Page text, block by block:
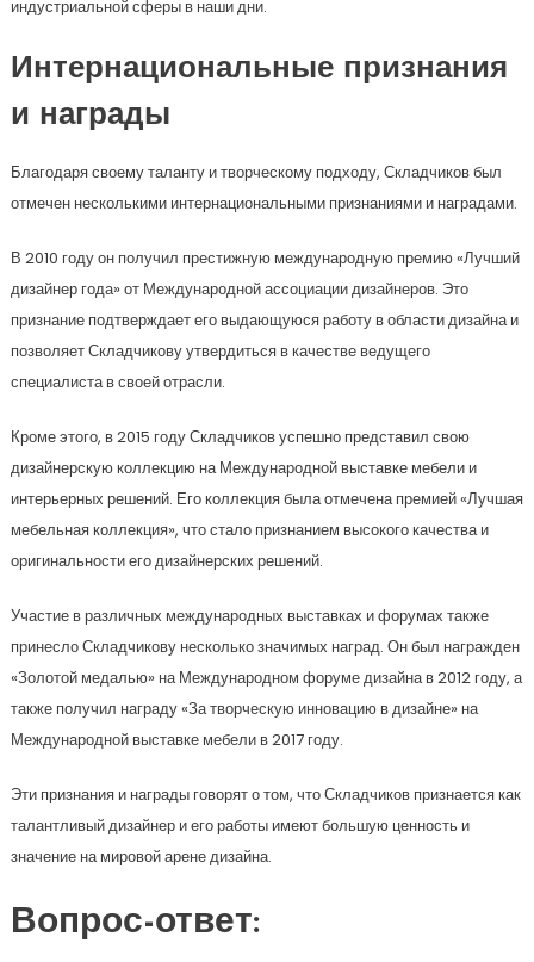
индустриальной сферы в наши дни.
Интернациональные признания
и награды
Благодаря своему таланту и творческому подходу, Складчиков был
отмечен несколькими интернациональными признаниями и наградами.
В 2010 году он получил престижную международную премию «Лучший
дизайнер года» от Международной ассоциации дизайнеров. Это
признание подтверждает его выдающуюся работу в области дизайна и
позволяет Складчикову утвердиться в качестве ведущего
специалиста в своей отрасли.
Кроме этого, в 2015 году Складчиков успешно представил свою
дизайнерскую коллекцию на Международной выставке мебели и
интерьерных решений. Его коллекция была отмечена премией «Лучшая
мебельная коллекция», что стало признанием высокого качества и
оригинальности его дизайнерских решений.
Участие в различных международных выставках и форумах также
принесло Складчикову несколько значимых наград. Он был награжден
«Золотой медалью» на Международном форуме дизайна в 2012 году, а
также получил награду «За творческую инновацию в дизайне» на
Международной выставке мебели в 2017 году.
Эти признания и награды говорят о том, что Складчиков признается как
талантливый дизайнер и его работы имеют большую ценность и
значение на мировой арене дизайна.
Вопрос-ответ: